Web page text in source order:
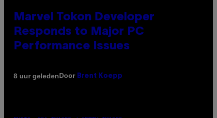
Marvel Tokon Developer
Responds to Major PC
Performance Issues
8 uur geledenDoor Brent Koepp